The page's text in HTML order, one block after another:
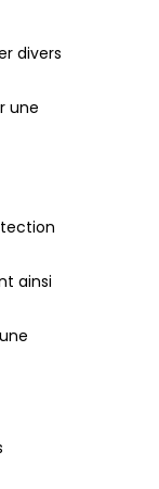
divers
une
ainsi